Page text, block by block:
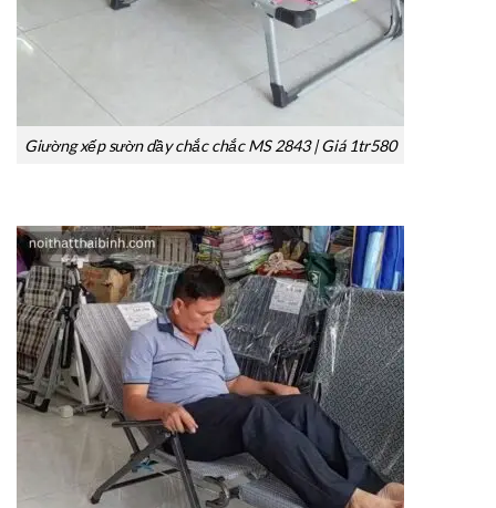
Giường xếp sườn dầy chắc chắc MS 2843 | Giá 1tr580